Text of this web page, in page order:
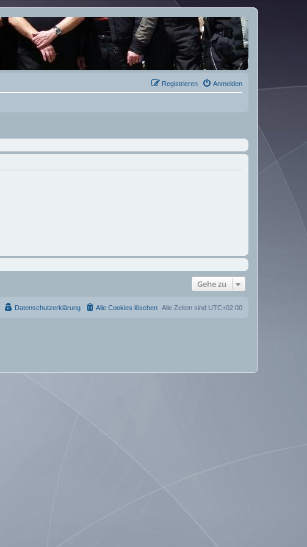
Anmelden
Registrieren
Gehe zu
Alle Zeiten sind UTC+02:00
Alle Cookies löschen
Datenschutzerklärung